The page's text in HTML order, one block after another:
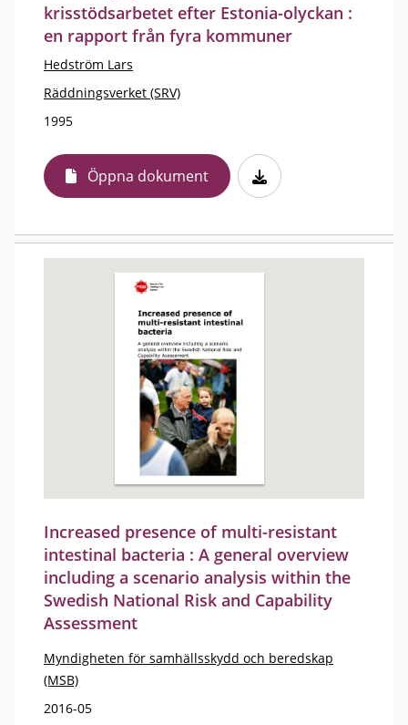
krisstödsarbetet efter Estonia-olyckan :
en rapport från fyra kommuner
Hedström Lars
Räddningsverket (SRV)
1995
Öppna dokument
Increased presence of multi-resistant
intestinal bacteria : A general overview
including a scenario analysis within the
Swedish National Risk and Capability
Assessment
Myndigheten för samhällsskydd och beredskap
(MSB)
2016-05